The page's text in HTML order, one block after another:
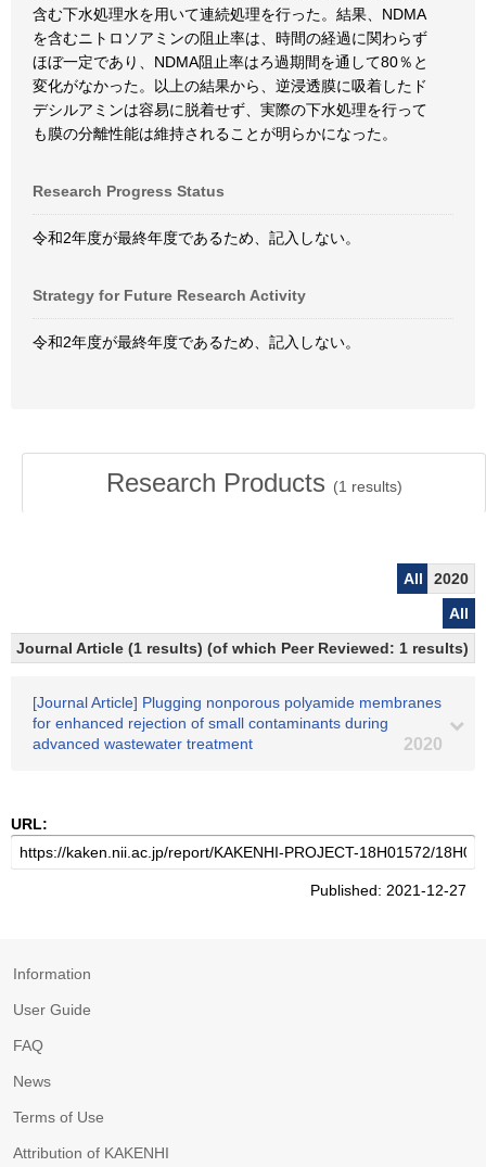
含む下水処理水を用いて連続処理を行った。結果、NDMA
を含むニトロソアミンの阻止率は、時間の経過に関わらず
ほぼ一定であり、NDMA阻止率はろ過期間を通して80％と
変化がなかった。以上の結果から、逆浸透膜に吸着したド
デシルアミンは容易に脱着せず、実際の下水処理を行って
も膜の分離性能は維持されることが明らかになった。
Research Progress Status
令和2年度が最終年度であるため、記入しない。
Strategy for Future Research Activity
令和2年度が最終年度であるため、記入しない。
Research Products (1 results)
All
2020
All
Journal Article (1 results) (of which Peer Reviewed: 1 results)
[Journal Article] Plugging nonporous polyamide membranes
for enhanced rejection of small contaminants during
advanced wastewater treatment
2020
URL:
Published: 2021-12-27
Information
User Guide
FAQ
News
Terms of Use
Attribution of KAKENHI